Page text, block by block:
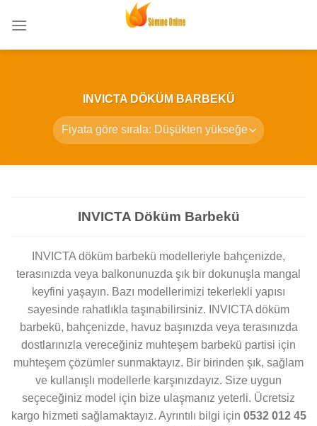
INVICTA DÖKÜM BARBEKÜ
INVICTA Döküm Barbekü
INVICTA döküm barbekü modelleriyle bahçenizde,
terasınızda veya balkonunuzda şık bir dokunuşla mangal
keyfini yaşayın. Bazı modellerimizi tekerlekli yapısı
sayesinde rahatlıkla taşınabilirsiniz. INVICTA döküm
barbekü, bahçenizde, havuz başınızda veya terasınızda
dostlarınızla vereceğiniz muhteşem barbekü partisi için
muhteşem çözümler sunmaktayız. Bir birinden şık, sağlam
ve kullanışlı modellerle karşınızdayız. Size uygun
seçeceğiniz model için bize ulaşmanız yeterli. Ücretsiz
kargo hizmeti sağlamaktayız. Ayrıntılı bilgi için 0532 012 45